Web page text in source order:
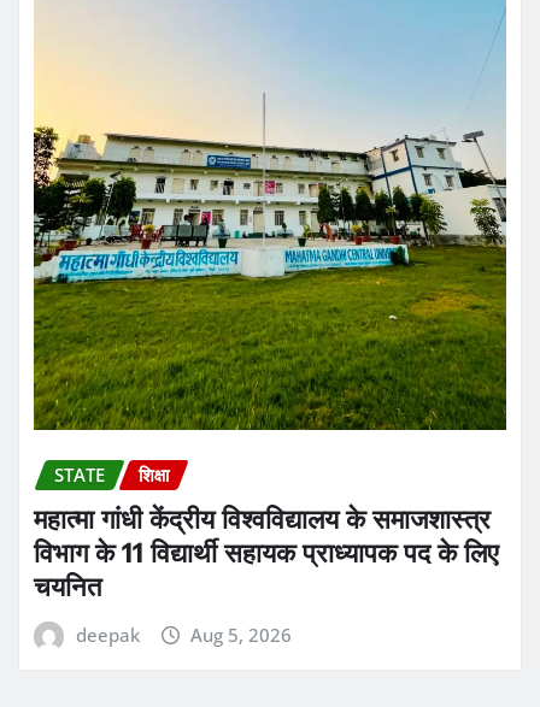
STATE शिक्षा
महात्मा गांधी केंद्रीय विश्वविद्यालय के समाजशास्त्र
विभाग के 11 विद्यार्थी सहायक प्राध्यापक पद के लिए
चयनित
deepak Aug 5, 2026